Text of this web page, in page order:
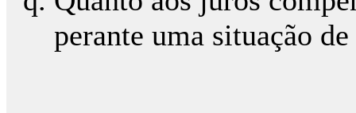
perante uma situação